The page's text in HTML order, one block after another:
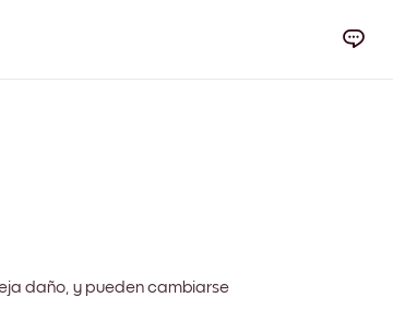
daño, y pueden cambiarse